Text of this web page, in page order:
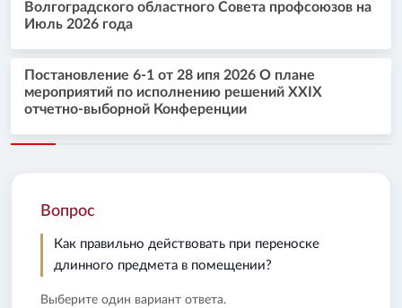
Волгоградского областного Совета профсоюзов на
Июль 2026 года
Постановление 6-1 от 28 ипя 2026 О плане
мероприятий по исполнению решений XXIX
отчетно-выборной Конференции
Вопрос
Как правильно действовать при переноске
длинного предмета в помещении?
Выберите один вариант ответа.